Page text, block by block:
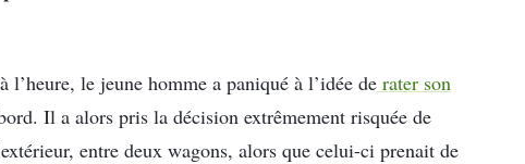
le jeune homme a paniqué à l’idée de rater son
Il a alors pris la décision extrêmement risquée de
entre deux wagons, alors que celui-ci prenait de